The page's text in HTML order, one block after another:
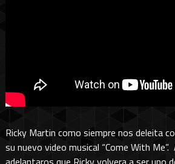
Ricky Martin como siempre nos deleita
su nuevo video musical “Come With